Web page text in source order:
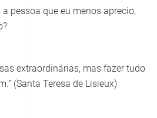
pessoa que eu menos aprecio,
extraordinárias, mas fazer tudo
(Santa Teresa de Lisieux)